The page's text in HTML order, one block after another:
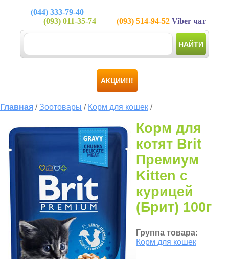
(044) 333-79-40
(093) 011-35-74 (093) 514-94-52 Viber чат
НАЙТИ
АКЦИИ!!!
Главная /Зоотовары / Корм для кошек /
Корм для
котят Brit
Премиум
Kitten с
курицей
(Брит) 100г
Группа товара:
Корм для кошек